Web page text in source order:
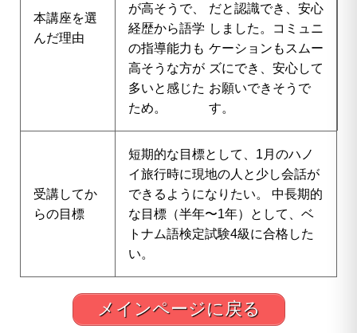
本講座を選
んだ理由
が高そうで、
経歴から語学
の指導能力も
高そうな方が
多いと感じた
ため。
だと認識でき、安心
しました。コミュニ
ケーションもスムー
ズにでき、安心して
お願いできそうで
す。
受講してか
らの目標
短期的な目標として、1月のハノ
イ旅行時に現地の人と少し会話が
できるようになりたい。 中長期的
な目標（半年〜1年）として、ベ
トナム語検定試験4級に合格した
い。
メインページに戻る